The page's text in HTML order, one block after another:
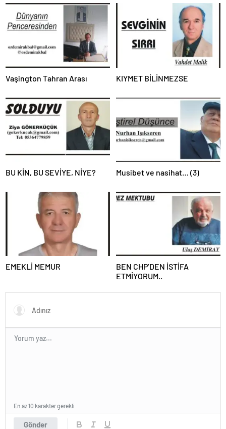
Vaşington Tahran Arası KIYMET BİLİNMEZSE
BU KİN, BU SEVİYE, NİYE? Musibet ve nasihat… (3)
EMEKLİ MEMUR
BEN CHP’DEN İSTİFA
ETMİYORUM..
Gönder
En az 10 karakter gerekli